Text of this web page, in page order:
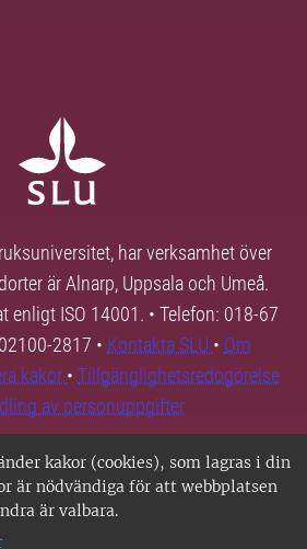
kakor (cookies), som lagras i din
är nödvändiga för att webbplatsen
är valbara.
har verksamhet över
är Alnarp, Uppsala och Umeå.
enligt ISO 14001. • Telefon: 018-67
2817 • Kontakta SLU • Om
kakor • Tillgänglighetsredogörelse
av personuppgifter